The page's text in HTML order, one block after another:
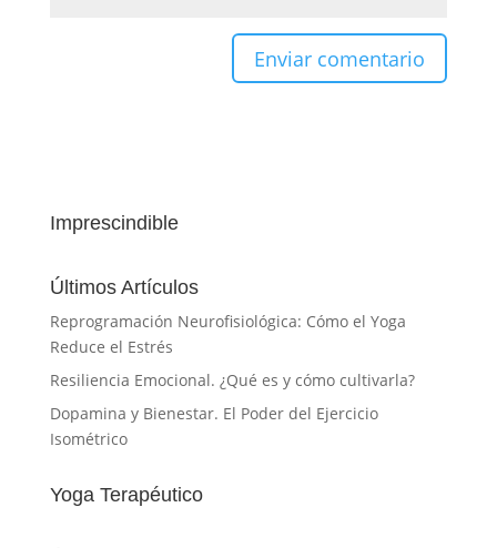
Imprescindible
Últimos Artículos
Reprogramación Neurofisiológica: Cómo el Yoga
Reduce el Estrés
Resiliencia Emocional. ¿Qué es y cómo cultivarla?
Dopamina y Bienestar. El Poder del Ejercicio
Isométrico
Yoga Terapéutico